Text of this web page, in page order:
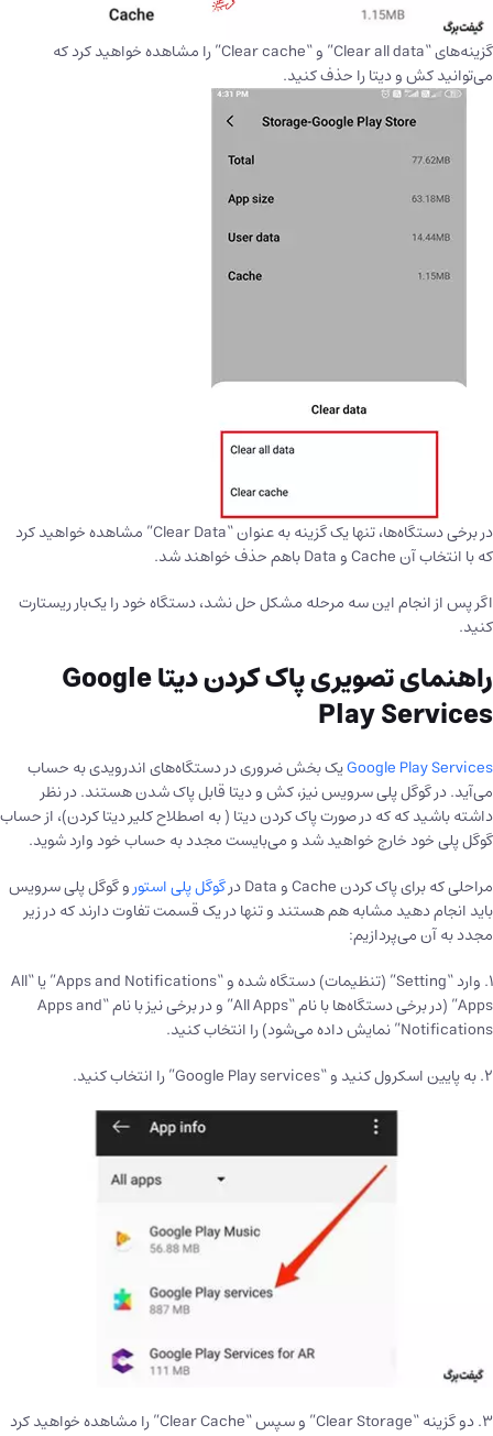
گزینه‌های “Clear all data” و “Clear cache” را مشاهده خواهید کرد که
می‌توانید کش و دیتا را حذف کنید.
در برخی دستگاه‌ها، تنها یک گزینه به عنوان “Clear Data” مشاهده خواهید کرد
که با انتخاب آن Cache و Data باهم حذف خواهند شد.
اگر پس از انجام این سه مرحله مشکل‌ حل نشد، دستگاه خود را یک‌بار ریستارت
کنید.
راهنمای تصویری پاک کردن دیتا Google
Play Services
Google Play Servicesیک بخش ضروری در دستگاه‌های اندرویدی به حساب
می‌آید. در گوگل پلی سرویس نیز، کش و دیتا قابل پاک شدن هستند. در نظر
داشته باشید که که در صورت پاک کردن دیتا ( به اصطلاح کلیر دیتا کردن)، از حساب
گوگل پلی خود خارج خواهید شد و می‌بایست مجدد به حساب خود وارد شوید.
مراحلی که برای پاک کردن Cache و Data در
گوگل پلی استورو گوگل پلی سرویس
باید انجام دهید مشابه هم هستند و تنها در یک قسمت تفاوت دارند که در زیر
مجدد به آن می‌پردازیم:
۱. وارد “Setting” (تنظیمات) دستگاه شده و “Apps and Notifications” یا “All
Apps” (در برخی دستگاه‌ها با نام “All Apps” و در برخی نیز با نام “Apps and
Notifications” نمایش داده می‌شود) را انتخاب کنید.
۲. به پایین اسکرول کنید و “Google Play services” را انتخاب کنید.
۳. دو گزینه‌ “Clear Storage” و سپس “Clear Cache” را مشاهده خواهید کرد